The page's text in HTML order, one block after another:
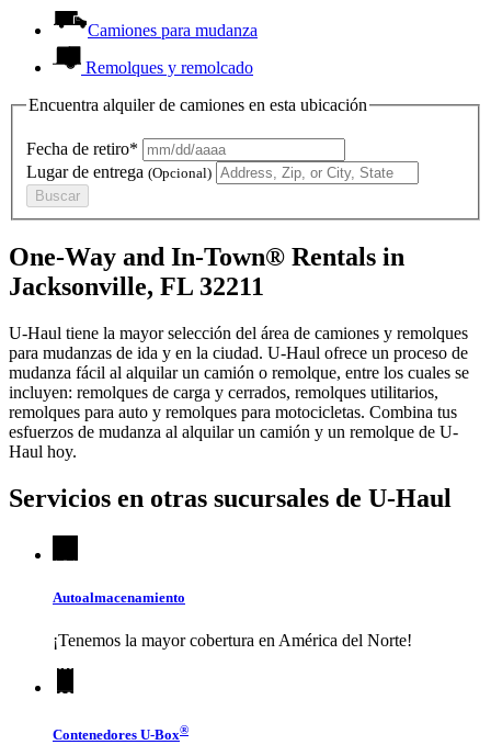
Camiones para mudanza
Remolques y remolcado
Encuentra alquiler de camiones en esta ubicación
Fecha de retiro*
Lugar de entrega (Opcional)
Buscar
One-Way and In-Town® Rentals in
Jacksonville, FL 32211
U-Haul tiene la mayor selección del área de camiones y remolques
para mudanzas de ida y en la ciudad. U-Haul ofrece un proceso de
mudanza fácil al alquilar un camión o remolque, entre los cuales se
incluyen: remolques de carga y cerrados, remolques utilitarios,
remolques para auto y remolques para motocicletas. Combina tus
esfuerzos de mudanza al alquilar un camión y un remolque de U-
Haul hoy.
Servicios en otras sucursales de U-Haul
Autoalmacenamiento
¡Tenemos la mayor cobertura en América del Norte!
Contenedores U-Box®